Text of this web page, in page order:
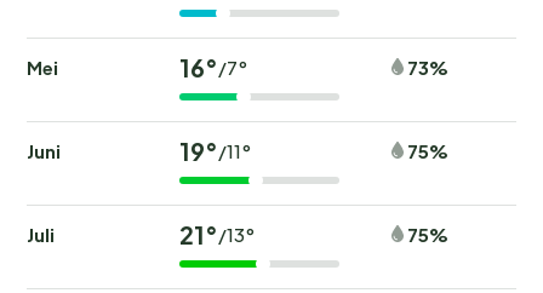
Mei 16°/7° 73%
Juni 19°/11° 75%
Juli 21°/13° 75%